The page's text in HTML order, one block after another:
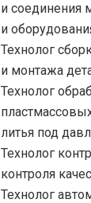
и соединения
и
Технолог
и монтажа
Технолог
литья под
Технолог
контроля
Технолог